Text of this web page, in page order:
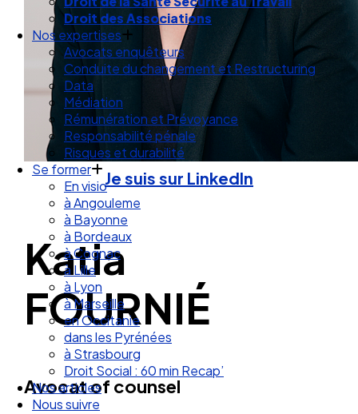
Droit des Associations
Nos expertises
Avocats enquêteurs
Conduite du changement et Restructuring
Data
Médiation
Rémunération et Prévoyance
Responsabilité pénale
Risques et durabilité
Se former
En visio
à Angouleme
à Bayonne
à Bordeaux
à Cognac
à Lille
à Lyon
à Marseille
en Occitanie
dans les Pyrénées
à Strasbourg
Droit Social : 60 min Recap’
Nos articles
Nous suivre
Je suis sur LinkedIn
Katia
FOURNIÉ
Avocat of counsel